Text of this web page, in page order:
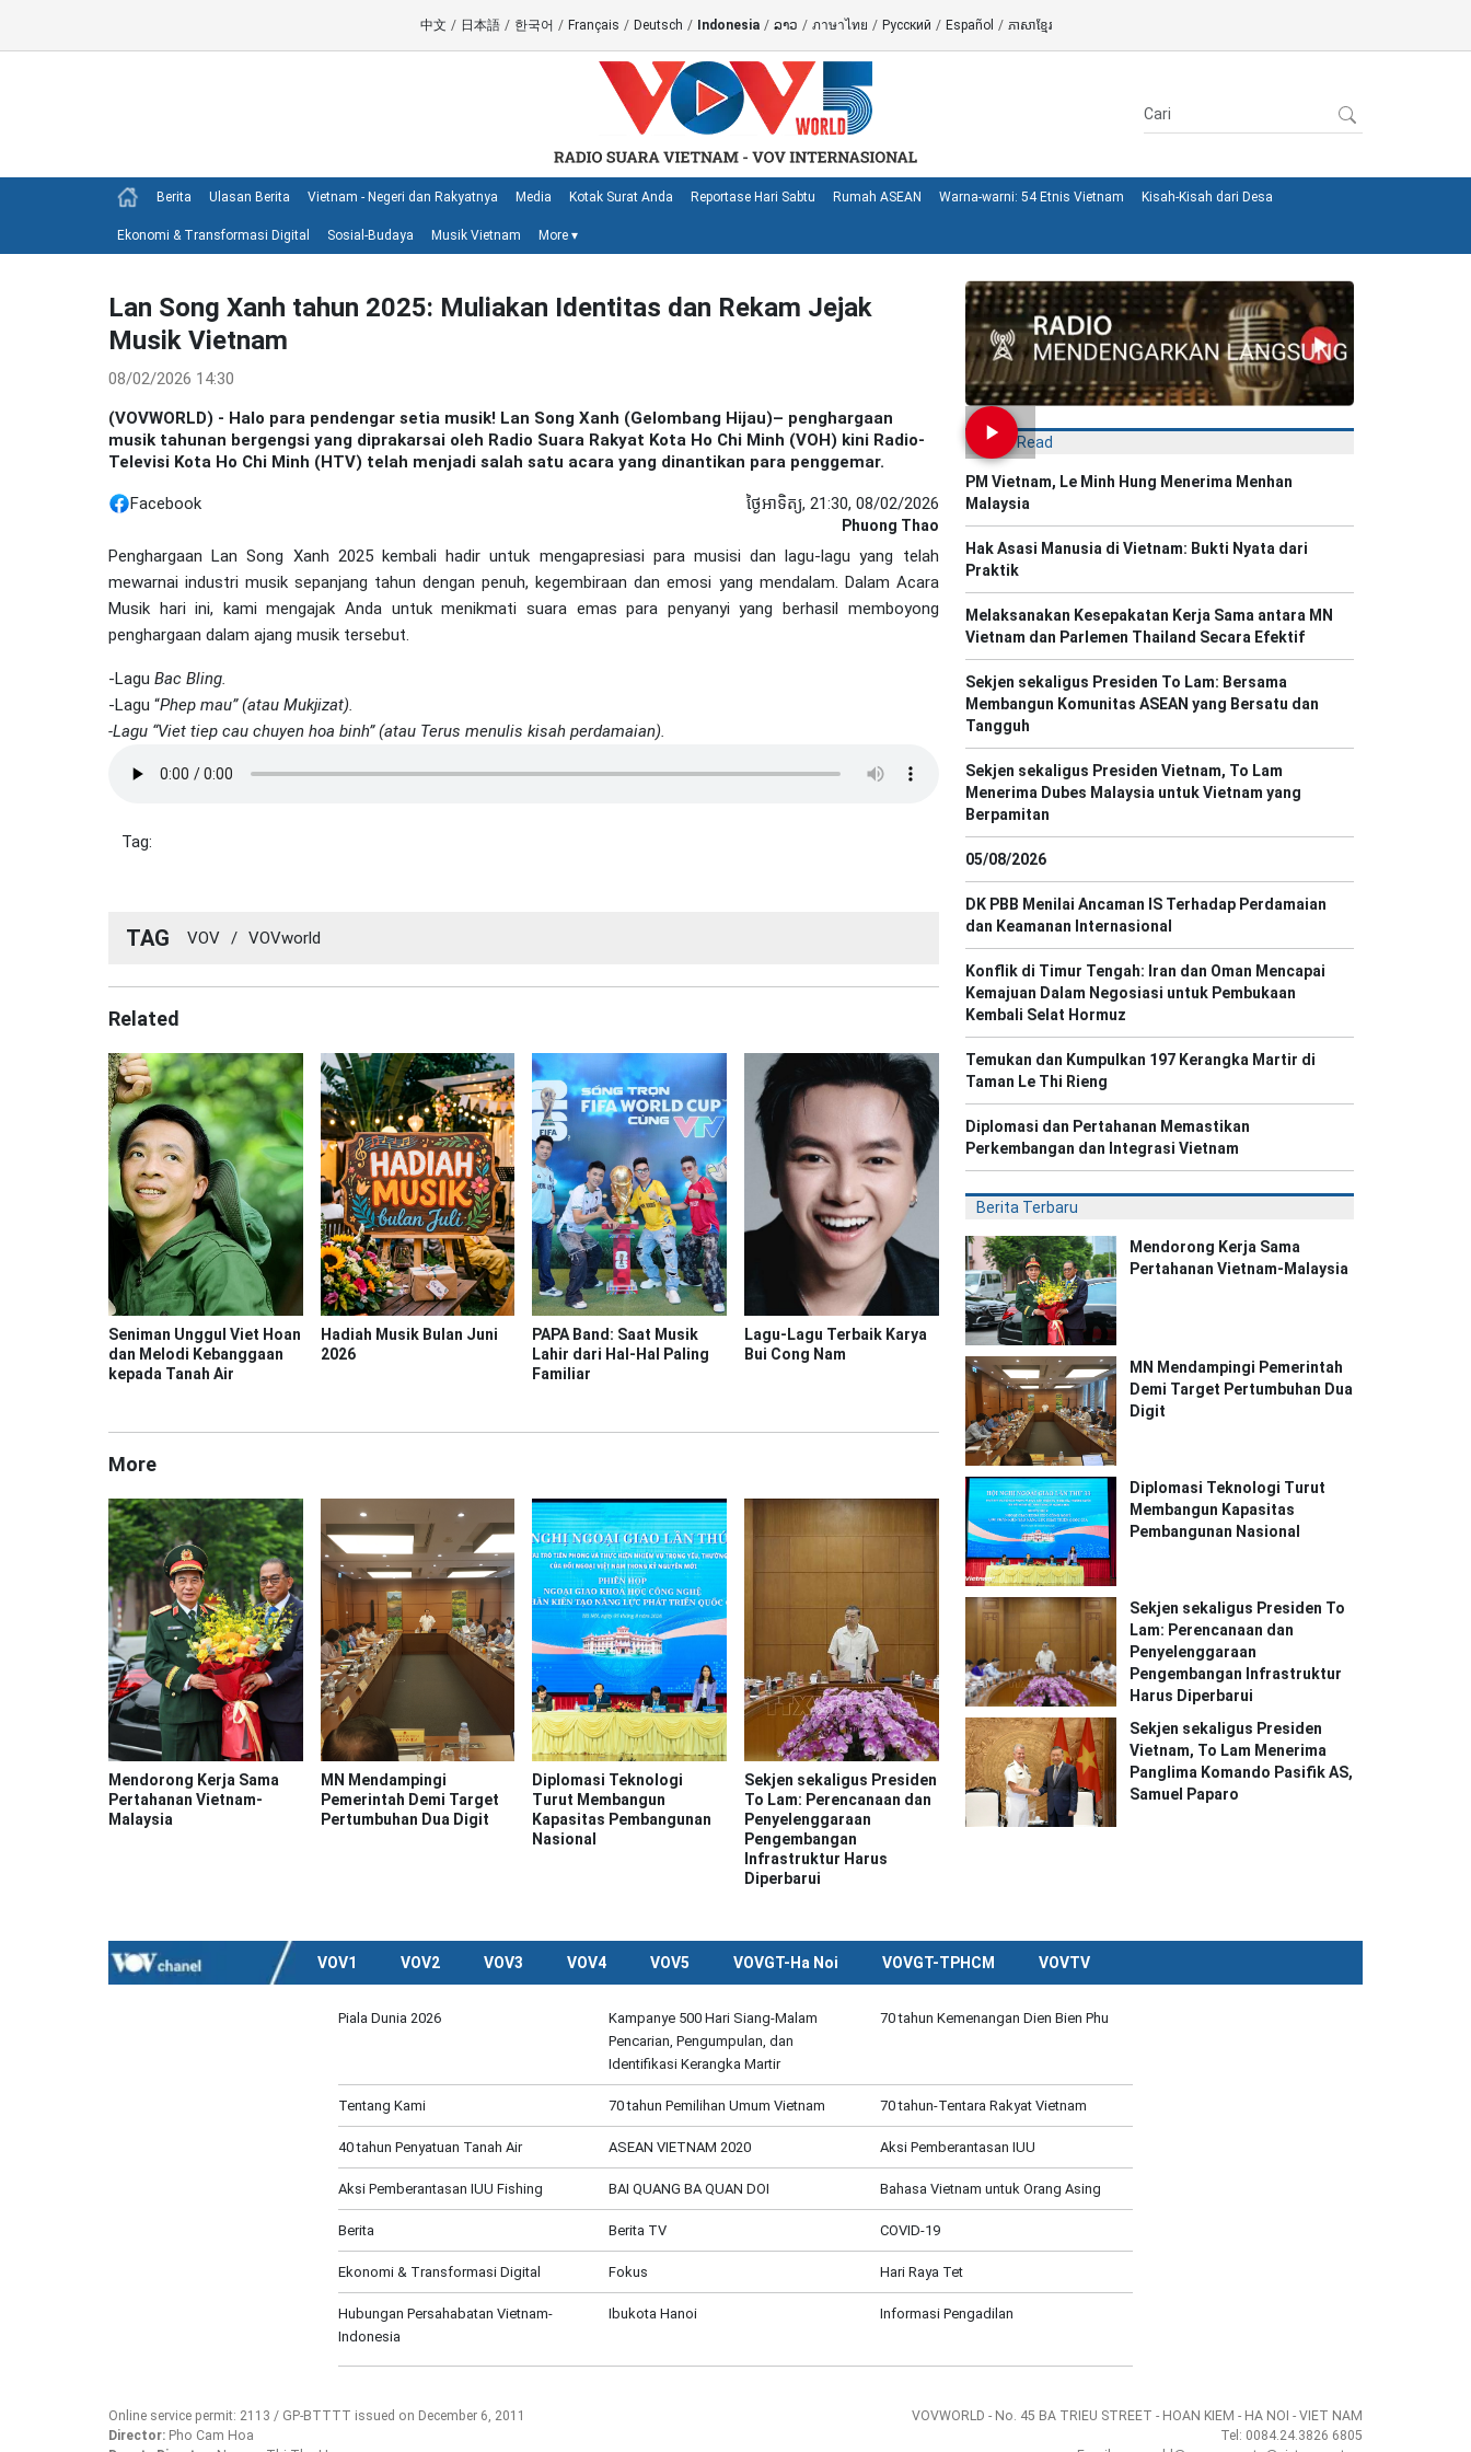
中文 / 日本語 / 한국어 / Français / Deutsch / Indonesia / ລາວ / ภาษาไทย / Русский / Español / ភាសាខ្មែរ
Berita Ulasan Berita Vietnam - Negeri dan Rakyatnya Media Kotak Surat Anda Reportase Hari Sabtu Rumah ASEAN Warna-warni: 54 Etnis Vietnam Kisah-Kisah dari Desa
Ekonomi & Transformasi Digital Sosial-Budaya Musik Vietnam More ▾
Lan Song Xanh tahun 2025: Muliakan Identitas dan Rekam Jejak
Musik Vietnam
08/02/2026 14:30
(VOVWORLD) - Halo para pendengar setia musik! Lan Song Xanh (Gelombang Hijau)– penghargaan
musik tahunan bergengsi yang diprakarsai oleh Radio Suara Rakyat Kota Ho Chi Minh (VOH) kini Radio-
Televisi Kota Ho Chi Minh (HTV) telah menjadi salah satu acara yang dinantikan para penggemar.
Facebook ថ្ងៃអាទិត្យ, 21:30, 08/02/2026
Phuong Thao
Penghargaan Lan Song Xanh 2025 kembali hadir untuk mengapresiasi para musisi dan lagu-lagu yang telah
mewarnai industri musik sepanjang tahun dengan penuh, kegembiraan dan emosi yang mendalam. Dalam Acara
Musik hari ini, kami mengajak Anda untuk menikmati suara emas para penyanyi yang berhasil memboyong
penghargaan dalam ajang musik tersebut.
-Lagu Bac Bling.
-Lagu “Phep mau” (atau Mukjizat).
-Lagu “Viet tiep cau chuyen hoa binh” (atau Terus menulis kisah perdamaian).
Tag:
TAG VOV / VOVworld
Related
Seniman Unggul Viet Hoan
dan Melodi Kebanggaan
kepada Tanah Air
Hadiah Musik Bulan Juni
2026
PAPA Band: Saat Musik
Lahir dari Hal-Hal Paling
Familiar
Lagu-Lagu Terbaik Karya
Bui Cong Nam
More
Mendorong Kerja Sama
Pertahanan Vietnam-
Malaysia
MN Mendampingi
Pemerintah Demi Target
Pertumbuhan Dua Digit
Diplomasi Teknologi
Turut Membangun
Kapasitas Pembangunan
Nasional
Sekjen sekaligus Presiden
To Lam: Perencanaan dan
Penyelenggaraan
Pengembangan
Infrastruktur Harus
Diperbarui
Most Read
PM Vietnam, Le Minh Hung Menerima Menhan
Malaysia
Hak Asasi Manusia di Vietnam: Bukti Nyata dari
Praktik
Melaksanakan Kesepakatan Kerja Sama antara MN
Vietnam dan Parlemen Thailand Secara Efektif
Sekjen sekaligus Presiden To Lam: Bersama
Membangun Komunitas ASEAN yang Bersatu dan
Tangguh
Sekjen sekaligus Presiden Vietnam, To Lam
Menerima Dubes Malaysia untuk Vietnam yang
Berpamitan
05/08/2026
DK PBB Menilai Ancaman IS Terhadap Perdamaian
dan Keamanan Internasional
Konflik di Timur Tengah: Iran dan Oman Mencapai
Kemajuan Dalam Negosiasi untuk Pembukaan
Kembali Selat Hormuz
Temukan dan Kumpulkan 197 Kerangka Martir di
Taman Le Thi Rieng
Diplomasi dan Pertahanan Memastikan
Perkembangan dan Integrasi Vietnam
Berita Terbaru
Mendorong Kerja Sama
Pertahanan Vietnam-Malaysia
MN Mendampingi Pemerintah
Demi Target Pertumbuhan Dua
Digit
Diplomasi Teknologi Turut
Membangun Kapasitas
Pembangunan Nasional
Sekjen sekaligus Presiden To
Lam: Perencanaan dan
Penyelenggaraan
Pengembangan Infrastruktur
Harus Diperbarui
Sekjen sekaligus Presiden
Vietnam, To Lam Menerima
Panglima Komando Pasifik AS,
Samuel Paparo
VOV1 VOV2 VOV3 VOV4 VOV5 VOVGT-Ha Noi VOVGT-TPHCM VOVTV
Piala Dunia 2026
Kampanye 500 Hari Siang-Malam
Pencarian, Pengumpulan, dan
Identifikasi Kerangka Martir
70 tahun Kemenangan Dien Bien Phu
Tentang Kami 70 tahun Pemilihan Umum Vietnam 70 tahun-Tentara Rakyat Vietnam
40 tahun Penyatuan Tanah Air ASEAN VIETNAM 2020 Aksi Pemberantasan IUU
Aksi Pemberantasan IUU Fishing BAI QUANG BA QUAN DOI Bahasa Vietnam untuk Orang Asing
Berita Berita TV COVID-19
Ekonomi & Transformasi Digital Fokus Hari Raya Tet
Hubungan Persahabatan Vietnam-
Indonesia
Ibukota Hanoi Informasi Pengadilan
Online service permit: 2113 / GP-BTTTT issued on December 6, 2011
Director: Pho Cam Hoa
VOVWORLD - No. 45 BA TRIEU STREET - HOAN KIEM - HA NOI - VIET NAM
Tel: 0084.24.3826 6805